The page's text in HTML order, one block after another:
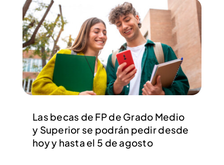
Las becas de FP de Grado Medio
y Superior se podrán pedir desde
hoy y hasta el 5 de agosto